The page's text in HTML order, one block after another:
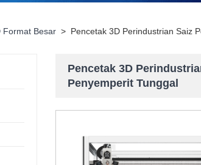
Format Besar > Pencetak 3D Perindustrian Saiz
Pencetak 3D
Penyemperit Tunggal